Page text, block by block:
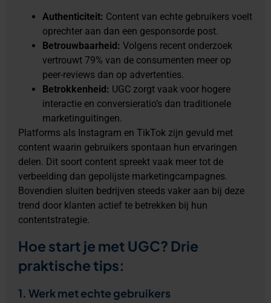
Authenticiteit: Content van echte gebruikers voelt
oprechter aan dan een gesponsorde post.
Betrouwbaarheid: Volgens recent onderzoek
vertrouwt 79% van de consumenten meer op
peer-reviews dan op advertenties.
Betrokkenheid: UGC zorgt vaak voor hogere
interactie en conversieratio’s dan traditionele
marketinguitingen.
Platforms als Instagram en TikTok zijn gevuld met
content waarin gebruikers spontaan hun ervaringen
delen. Dit soort content spreekt vaak meer tot de
verbeelding dan gepolijste marketingcampagnes.
Bovendien sluiten bedrijven steeds vaker aan bij deze
trend door klanten actief te betrekken bij hun
contentstrategie.
Hoe start je met UGC? Drie
praktische tips:
1. Werk met echte gebruikers